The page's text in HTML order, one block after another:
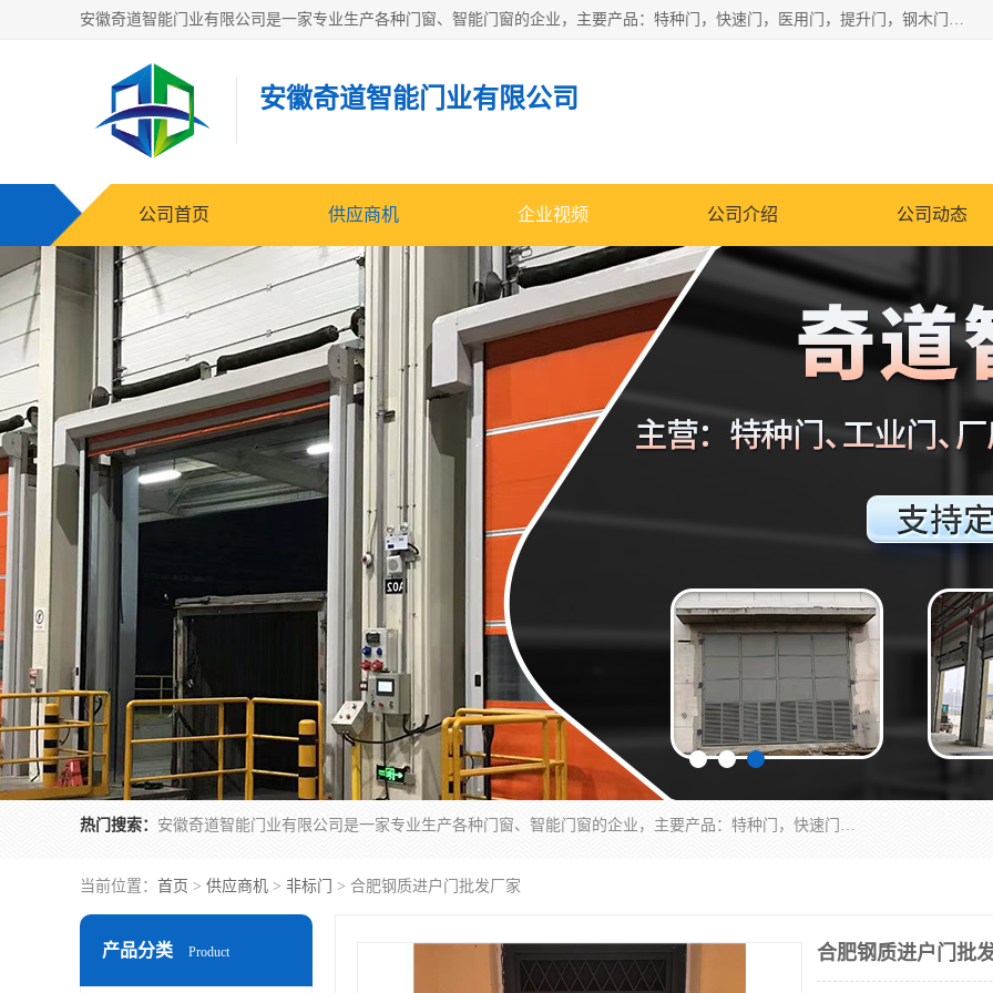
安徽奇道智能门业有限公司是一家专业生产各种门窗、智能门窗的企业，主要产品：特种门，快速门，医用门，提升门，钢木门，智能道闸，钢大门，平移门，卷帘门，保温门，钢制自由门，防火门等，欢迎前来咨询采购。
安徽奇道智能门业有限公司
公司首页 供应商机 企业视频 公司介绍 公司动态
热门搜索： 安徽奇道智能门业有限公司是一家专业生产各种门窗、智能门窗的企业，主要产品：特种门，快速门，医用门，提升门，钢木门，智能道闸，钢大门，平移门，卷帘门，保温门，钢制自由门，防火门等，欢迎前来咨询采购。
当前位置： 首页 > 供应商机 > 非标门 > 合肥钢质进户门批发厂家
产品分类 Product 合肥钢质进户门批